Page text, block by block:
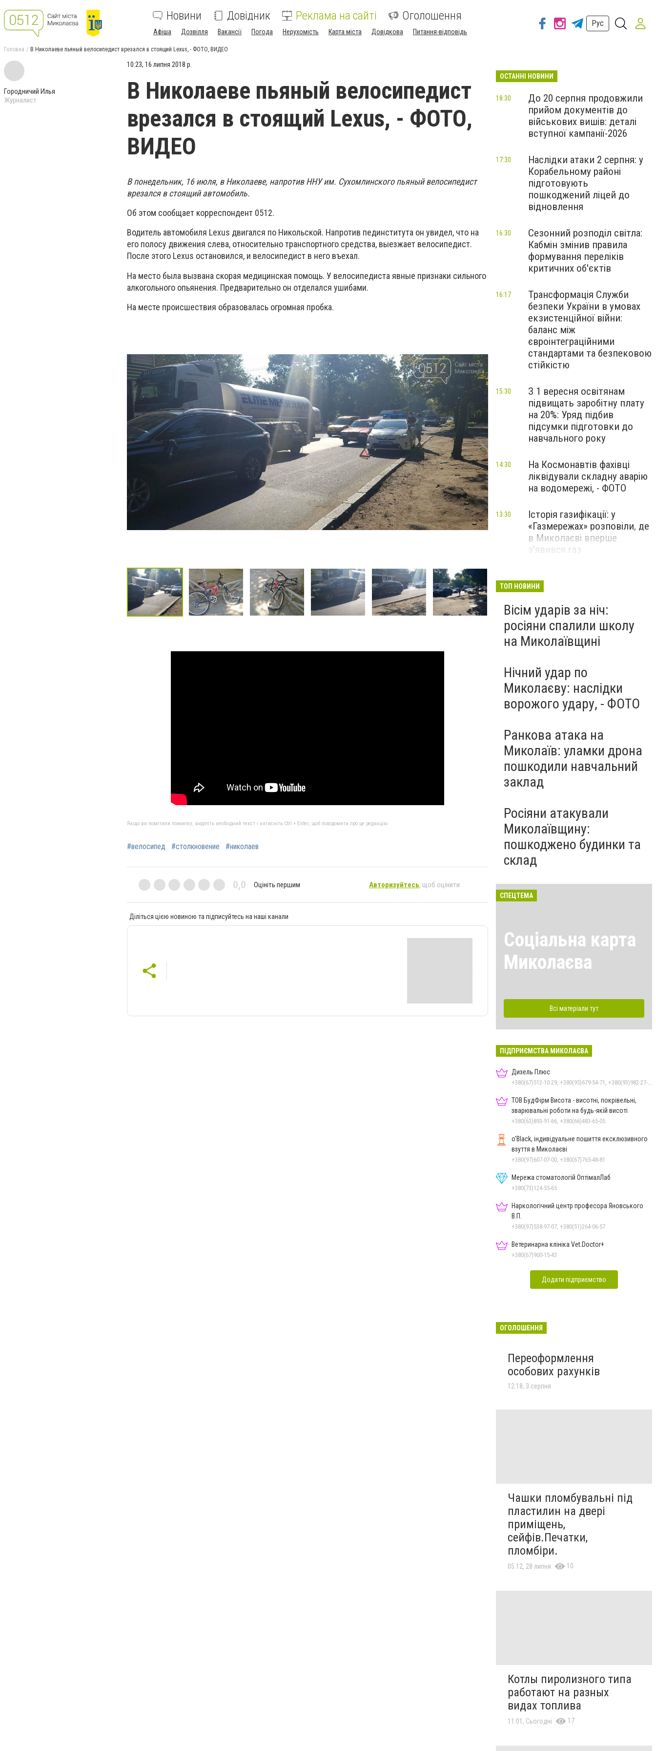
Новини Довідник Реклама на сайті Оголошення
Афіша Дозвілля Вакансії Погода Нерухомість Карта міста Довідкова Питання-відповідь
Рус
Головна В Николаеве пьяный велосипедист врезался в стоящий Lexus, - ФОТО, ВИДЕО
Городничий Илья
Журналист
10:23, 16 липня 2018 р.
В Николаеве пьяный велосипедист
врезался в стоящий Lexus, - ФОТО,
ВИДЕО
В понедельник, 16 июля, в Николаеве, напротив ННУ им. Сухомлинского пьяный велосипедист
врезался в стоящий автомобиль.
Об этом сообщает корреспондент 0512.
Водитель автомобиля Lexus двигался по Никольской. Напротив пединститута он увидел, что на
его полосу движения слева, относительно транспортного средства, выезжает велосипедист.
После этого Lexus остановился, и велосипедист в него въехал.
На место была вызвана скорая медицинская помощь. У велосипедиста явные признаки сильного
алкогольного опьянения. Предварительно он отделался ушибами.
На месте происшествия образовалась огромная пробка.
Якщо ви помітили помилку, виділіть необхідний текст і натисніть Ctrl + Enter, щоб повідомити про це редакцію
#велосипед #столкновение #николаев
0,0 Оцініть першим Авторизуйтесь, щоб оцінити
Діліться цією новиною та підписуйтесь на наші канали
ОСТАННІ НОВИНИ
До 20 серпня продовжили
прийом документів до
військових вишів: деталі
вступної кампанії-2026
18:30
Наслідки атаки 2 серпня: у
Корабельному районі
підготовують
пошкоджений ліцей до
відновлення
17:30
Сезонний розподіл світла:
Кабмін змінив правила
формування переліків
критичних об'єктів
16:30
Трансформація Служби
безпеки України в умовах
екзистенційної війни:
баланс між
євроінтеграційними
стандартами та безпековою
стійкістю
16:17
З 1 вересня освітянам
підвищать заробітну плату
на 20%: Уряд підбив
підсумки підготовки до
навчального року
15:30
На Космонавтів фахівці
ліквідували складну аварію
на водомережі, - ФОТО
14:30
Історія газифікації: у
«Газмережах» розповіли, де
в Миколаєві вперше
з'явився газ
13:30
Миколаєві 2026: шукаємо
перезавантаження
ПАРТНЕРСЬКИЙ СПЕЦПРОЄКТ
ТОП НОВИНИ
Вісім ударів за ніч:
росіяни спалили школу
на Миколаївщині
Нічний удар по
Миколаєву: наслідки
ворожого удару, - ФОТО
Ранкова атака на
Миколаїв: уламки дрона
пошкодили навчальний
заклад
Росіяни атакували
Миколаївщину:
пошкоджено будинки та
склад
СПЕЦТЕМА
Соціальна карта
Миколаєва
Всі матеріали тут
ПІДПРИЄМСТВА МИКОЛАЄВА
Дизель Плюс
ТОВ БудФірм Висота - висотні, покрівельні,
зварювальні роботи на будь-якій висоті
+380(63)893-91-66, +380(66)483-65-05
o'Black, індивідуальне пошиття ексклюзивного
взуття в Миколаєві
+380(97)607-07-00, +380(67)765-48-81
Мережа стоматологій ОптімалЛаб
+380(73)124-55-65
Наркологічний центр професора Яновського
В.П.
+380(97)538-97-07, +380(51)264-06-57
Ветеринарна клініка Vet.Doctor+
+380(67)900-15-43
Додати підприємство
ОГОЛОШЕННЯ
Переоформлення
особових рахунків
12:18, 3 серпня
Чашки пломбувальні під
пластилин на двері
приміщень,
сейфів.Печатки,
пломбіри.
05:12, 28 липня 10
Котлы пиролизного типа
работают на разных
видах топлива
11:01, Сьогодні 17